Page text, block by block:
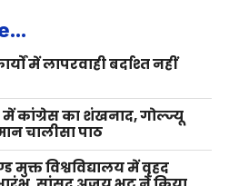
में लापरवाही बर्दाश्त नहीं
कांग्रेस का शंखनाद, गोल्ज्यू
चालीसा पाठ
मुक्त विश्वविद्यालय में वृहद